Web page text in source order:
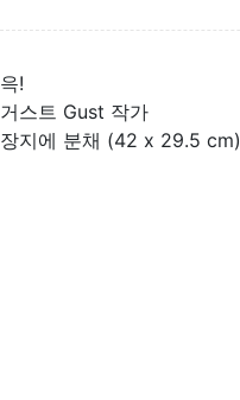
윽!
거스트 Gust 작가
장지에 분채 (42 x 29.5 cm)